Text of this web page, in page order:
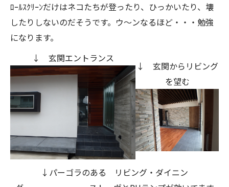
ﾛｰﾙｽｸﾘｰﾝだけはネコたちが登ったり、ひっかいたり、壊
したりしないのだそうです。ウ～ンなるほど・・・勉強
になります。
↓ 玄関エントランス
↓ 玄関からリビング
を望む
↓パーゴラのある リビング・ダイニン